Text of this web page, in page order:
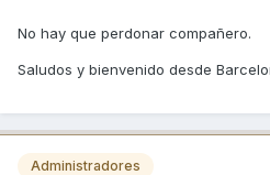
No hay que perdonar compañero.
Saludos y bienvenido desde
Administradores